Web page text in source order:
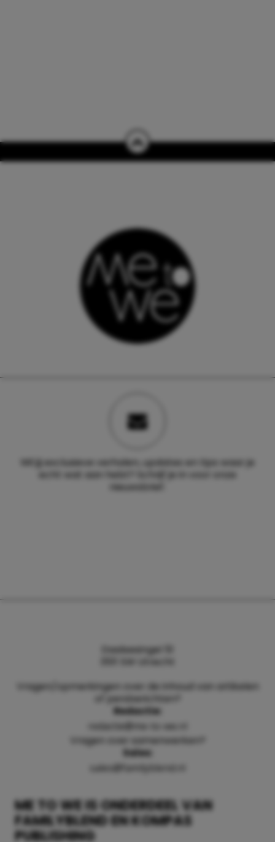
Wil jij exclusieve verhalen, updates en tips waar je
echt wat aan hebt? Schrijf je in voor onze
nieuwsbrief.
ME TO WE IS ONDERDEEL VAN
FAMILYBLEND EN KOMPAS
PUBLISHING
Daalsesingel 51
3511 SW Utrecht
Vragen/opmerkingen over de inhoud van artikelen
of persberichten?
Redactie:
redactie@me-to-we.nl
Vragen over samenwerken?
Sales:
sales@familyblend.nl